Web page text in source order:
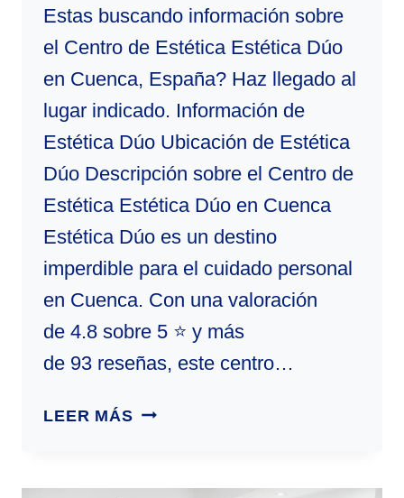
Estas buscando información sobre
el Centro de Estética Estética Dúo
en Cuenca, España? Haz llegado al
lugar indicado. Información de
Estética Dúo Ubicación de Estética
Dúo Descripción sobre el Centro de
Estética Estética Dúo en Cuenca
Estética Dúo es un destino
imperdible para el cuidado personal
en Cuenca. Con una valoración
de 4.8 sobre 5 ⭐ y más
de 93 reseñas, este centro…
LEER MÁS ESTÉTICA
CENTRO